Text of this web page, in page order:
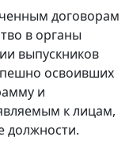
договорам
в органы
выпускников
освоивших
и
к лицам,
должности.